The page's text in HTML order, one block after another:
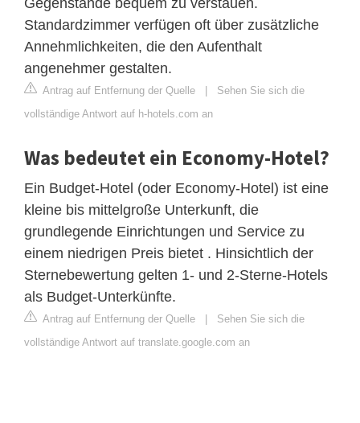
Standardzimmer verfügen oft über zusätzliche
Annehmlichkeiten, die den Aufenthalt
angenehmer gestalten.
Antrag auf Entfernung der Quelle | Sehen Sie sich die
vollständige Antwort auf h-hotels.com an
Was bedeutet ein Economy-Hotel?
Ein Budget-Hotel (oder Economy-Hotel) ist eine
kleine bis mittelgroße Unterkunft, die
grundlegende Einrichtungen und Service zu
einem niedrigen Preis bietet . Hinsichtlich der
Sternebewertung gelten 1- und 2-Sterne-Hotels
als Budget-Unterkünfte.
Antrag auf Entfernung der Quelle | Sehen Sie sich die
vollständige Antwort auf translate.google.com an